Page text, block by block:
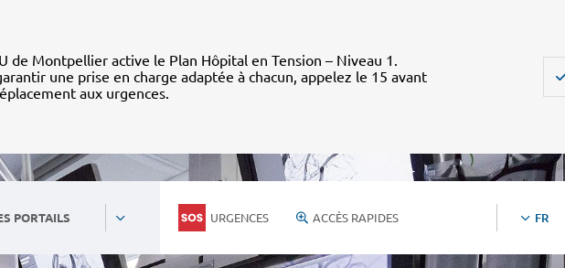
de Montpellier active le Plan Hôpital en Tension – Niveau 1.
une prise en charge adaptée à chacun, appelez le 15 avant
aux urgences.
PORTAILS URGENCES ACCÈS RAPIDES FR